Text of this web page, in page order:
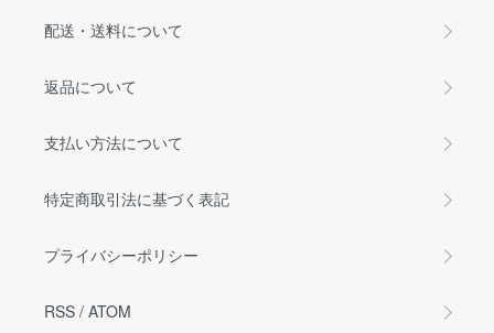
配送・送料について
返品について
支払い方法について
特定商取引法に基づく表記
プライバシーポリシー
RSS / ATOM